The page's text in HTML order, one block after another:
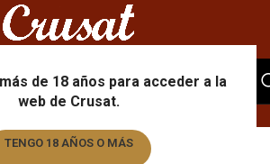
de 18 años para acceder a la
web de Crusat.
TENGO 18 AÑOS O MÁS
Portfolio